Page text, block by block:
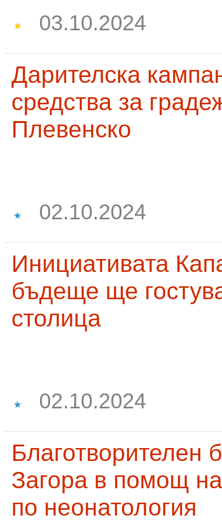
03.10.2024
Дарителска
средства за
Плевенско
02.10.2024
Инициативата
бъдеще ще
столица
02.10.2024
Благотворителен
Загора в помощ
по неонатология